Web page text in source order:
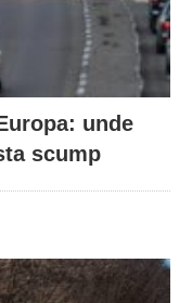
unde
scump